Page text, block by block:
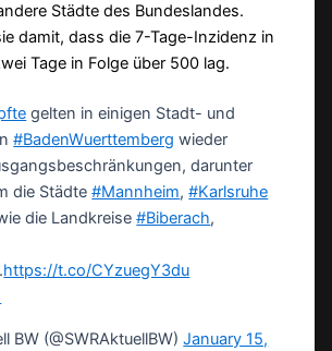
Städte des Bundeslandes.
damit, dass die 7-Tage-Inzidenz in
Tage in Folge über 500 lag.
gelten in einigen Stadt- und
#BadenWuerttemberg wieder
darunter
die Städte#Mannheim,#Karlsruhe
die Landkreise#Biberach,
.https://t.co/CYzuegY3du
BW (@SWRAktuellBW)January 15,